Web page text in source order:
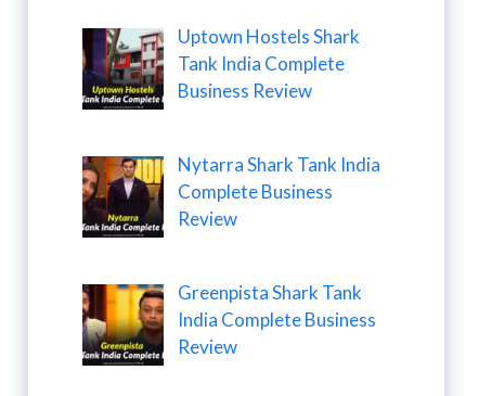
Uptown Hostels Shark
Tank India Complete
Business Review
Nytarra Shark Tank India
Complete Business
Review
Greenpista Shark Tank
India Complete Business
Review